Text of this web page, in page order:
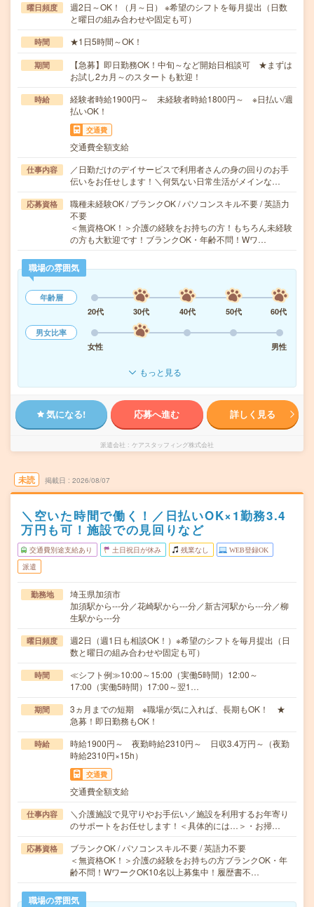
曜日頻度
週2日～OK！（月～日） ※希望のシフトを毎月提出（日数
と曜日の組み合わせや固定も可）
時間 ★1日5時間～OK！
期間
【急募】即日勤務OK！中旬～など開始日相談可 ★まずは
お試し2カ月～のスタートも歓迎！
時給
経験者時給1900円～ 未経験者時給1800円～ ※日払い/週
払いOK！
交通費
交通費全額支給
仕事内容
／日勤だけのデイサービスで利用者さんの身の回りのお手
伝いをお任せします！＼何気ない日常生活がメインな…
応募資格
職種未経験OK / ブランクOK / パソコンスキル不要 / 英語力
不要
＜無資格OK！＞介護の経験をお持ちの方！もちろん未経験
の方も大歓迎です！ブランクOK・年齢不問！Wワ…
職場の雰囲気
年齢層
20代
30代 40代 50代
60代
男女比率
女性
男性
もっと見る
気になる! 応募へ進む 詳しく見る
派遣会社 ケアスタッフィング株式会社
未読 掲載日 2026/08/07
＼空いた時間で働く！／日払いOK×1勤務3.4
万円も可！施設での見回りなど
交通費別途支給あり 土日祝日が休み 残業なし WEB登録OK
派遣
勤務地
埼玉県加須市
加須駅から---分／花崎駅から---分／新古河駅から---分／柳
生駅から---分
曜日頻度
週2日（週1日も相談OK！）※希望のシフトを毎月提出（日
数と曜日の組み合わせや固定も可）
時間
≪シフト例≫10:00～15:00（実働5時間）12:00～
17:00（実働5時間）17:00～翌1…
期間
3ヵ月までの短期 ※職場が気に入れば、長期もOK！ ★
急募！即日勤務もOK！
時給
時給1900円～ 夜勤時給2310円～ 日収3.4万円～（夜勤
時給2310円×15h）
交通費
交通費全額支給
仕事内容
＼介護施設で見守りやお手伝い／施設を利用するお年寄り
のサポートをお任せします！＜具体的には…＞・お掃…
応募資格
ブランクOK / パソコンスキル不要 / 英語力不要
＜無資格OK！＞介護の経験をお持ちの方ブランクOK・年
齢不問！WワークOK10名以上募集中！履歴書不…
職場の雰囲気